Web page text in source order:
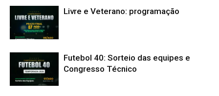
Livre e Veterano: programação
Futebol 40: Sorteio das equipes e
Congresso Técnico